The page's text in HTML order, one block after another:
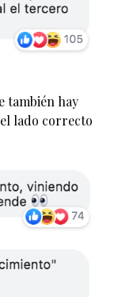
también hay
lado correcto